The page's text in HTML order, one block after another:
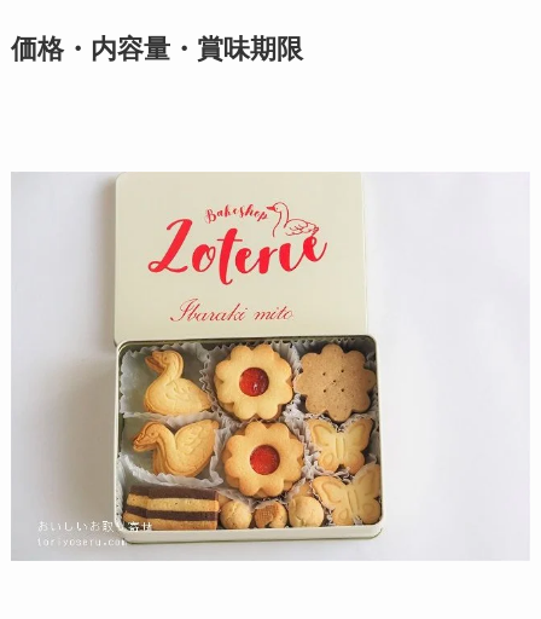
価格・内容量・賞味期限